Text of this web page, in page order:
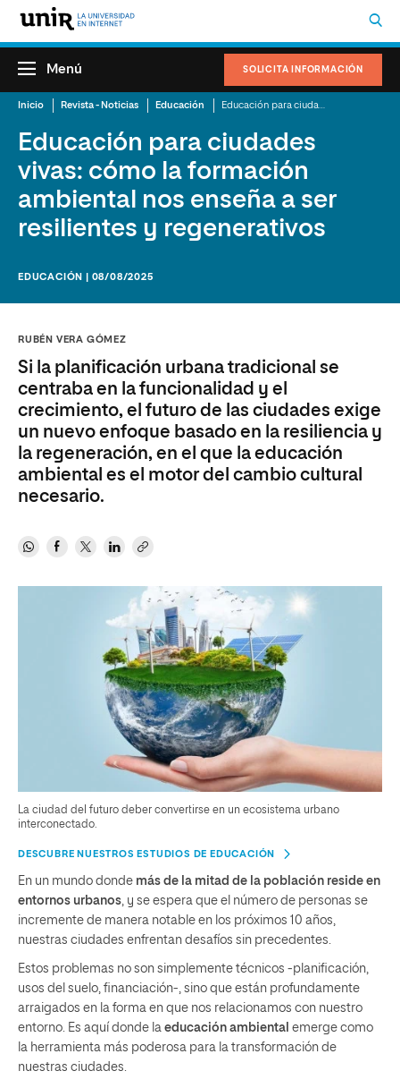
SOLICITA INFORMACIÓN
Menú
Inicio Revista - Noticias Educación
Educación para ciudades
vivas: cómo la formación
ambiental nos enseña a ser
resilientes y regenerativos
EDUCACIÓN | 08/08/2025
RUBÉN VERA GÓMEZ
Si la planificación urbana tradicional se
centraba en la funcionalidad y el
crecimiento, el futuro de las ciudades exige
un nuevo enfoque basado en la resiliencia y
la regeneración, en el que la educación
ambiental es el motor del cambio cultural
necesario.
La ciudad del futuro deber convertirse en un ecosistema urbano
interconectado.
DESCUBRE NUESTROS ESTUDIOS DE EDUCACIÓN
En un mundo donde más de la mitad de la población reside en
entornos urbanos , y se espera que el número de personas se
incremente de manera notable en los próximos 10 años,
nuestras ciudades enfrentan desafíos sin precedentes.
Estos problemas no son simplemente técnicos -planificación,
usos del suelo, financiación-, sino que están profundamente
arraigados en la forma en que nos relacionamos con nuestro
entorno. Es aquí donde la educación ambiental emerge como
la herramienta más poderosa para la transformación de
nuestras ciudades.